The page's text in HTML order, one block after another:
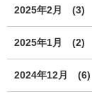
2025年2月 (3)
2025年1月 (2)
2024年12月 (6)